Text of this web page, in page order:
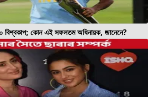
বিশ্বকাপ; কোন এই সফলতম অধিনায়ক, জানেনে?